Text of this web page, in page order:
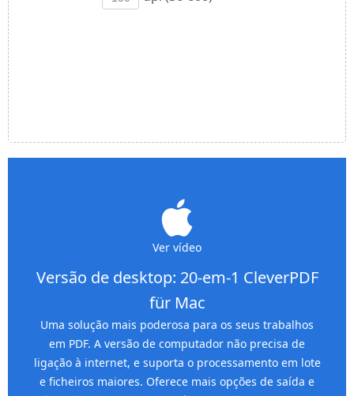
Ver vídeo
Versão de desktop: 20-em-1 CleverPDF
für Mac
Uma solução mais poderosa para os seus trabalhos
em PDF. A versão de computador não precisa de
ligação à internet, e suporta o processamento em lote
e ficheiros maiores. Oferece mais opções de saída e